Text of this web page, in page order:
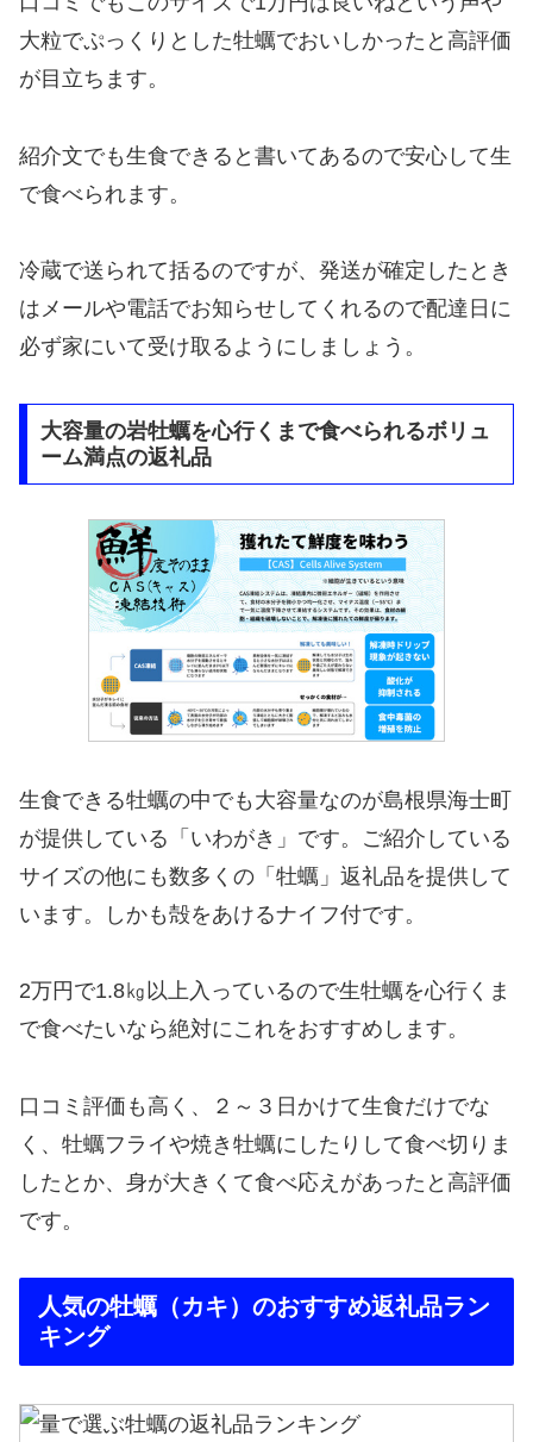
大粒でぷっくりとした牡蠣でおいしかったと高評価
が目立ちます。
紹介文でも生食できると書いてあるので安心して生
で食べられます。
冷蔵で送られて括るのですが、発送が確定したとき
はメールや電話でお知らせしてくれるので配達日に
必ず家にいて受け取るようにしましょう。
大容量の岩牡蠣を心行くまで食べられるボリュ
ーム満点の返礼品
生食できる牡蠣の中でも大容量なのが島根県海士町
が提供している「いわがき」です。ご紹介している
サイズの他にも数多くの「牡蠣」返礼品を提供して
います。しかも殻をあけるナイフ付です。
2万円で1.8㎏以上入っているので生牡蠣を心行くま
で食べたいなら絶対にこれをおすすめします。
口コミ評価も高く、２～３日かけて生食だけでな
く、牡蠣フライや焼き牡蠣にしたりして食べ切りま
したとか、身が大きくて食べ応えがあったと高評価
です。
人気の牡蠣（カキ）のおすすめ返礼品ラン
キング